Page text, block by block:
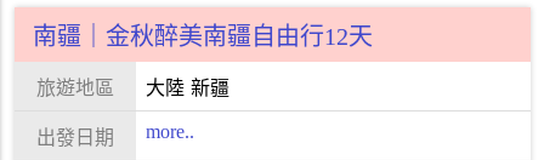
南疆｜金秋醉美南疆自由行12天
大陸 新疆
more..